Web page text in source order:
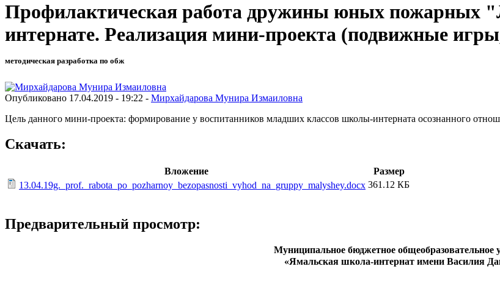
Профилактическая работа дружины юных пожарных
интернате. Реализация мини-проекта (подвижные
методическая разработка по обж
Опубликовано 17.04.2019 - 19:22 - Мирхайдарова Мунира Измаиловна
Цель данного мини-проекта: формирование у воспитанников младших классов школы-интерната осознанного
Скачать:
Вложение
Размер
13.04.19g._prof._rabota_po_pozharnoy_bezopasnosti_vyhod_na_gruppy_malyshey.docx 361.12 КБ
Предварительный просмотр:
Муниципальное бюджетное общеобразовательное
«Ямальская школа-интернат имени Василия